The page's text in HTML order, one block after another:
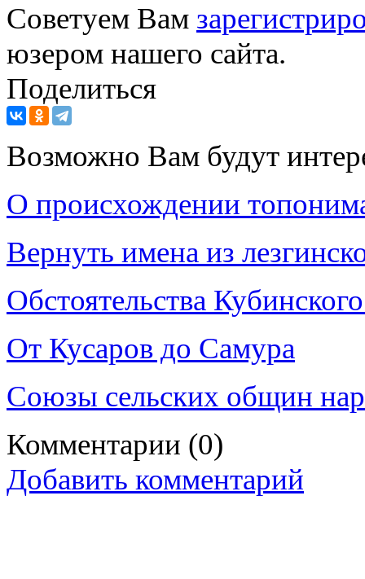
Советуем Вам
юзером нашего сайта.
Поделиться
Возможно Вам будут
О происхождении
Вернуть имена из
Обстоятельства
От Кусаров до Самура
Союзы сельских общин
Комментарии (0)
Добавить комментарий